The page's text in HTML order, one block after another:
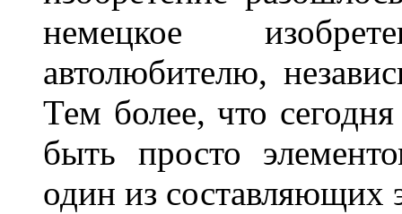
немецкое
автолюбителю,
Тем более, что сегодня
быть просто
один из